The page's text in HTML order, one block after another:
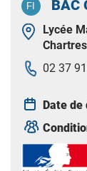
BAC
Lycée
02 37
Date de